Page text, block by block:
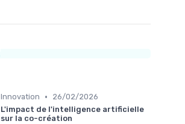
Innovation •
26/02/2026
L'impact de l'intelligence artificielle
sur la co-création